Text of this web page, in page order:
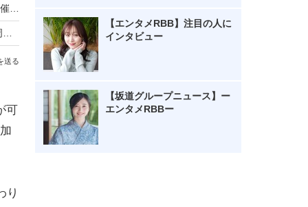
送る
可
り
【エンタメRBB】注目の人に
インタビュー
【坂道グループニュース】ー
エンタメRBBー